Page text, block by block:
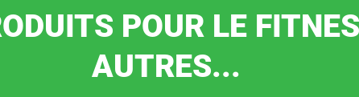
POUR LE
AUTRES...